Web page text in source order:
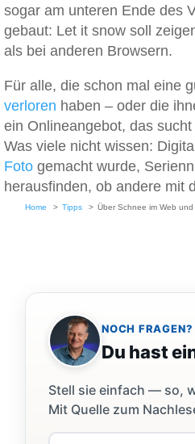
sogar am unteren Ende des
gebaut: Let it snow soll
als bei anderen Browsern.
Für alle, die schon mal eine
verloren haben – oder die
ein Onlineangebot, das
Was viele nicht wissen:
Foto gemacht wurde,
herausfinden, ob andere mit
Home Tipps Über Schnee im Web
NOCH
Du hast
Stell sie einfach — so,
Mit Quelle zum